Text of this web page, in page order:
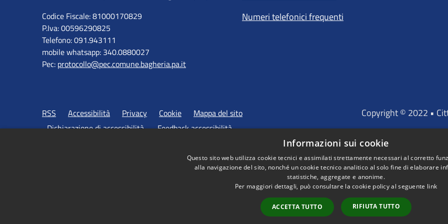
Codice Fiscale: 81000170829
P.Iva: 00596290825
Telefono: 091.943111
mobile whatsapp: 340.0880027
Pec: protocollo@pec.comune.bagheria.pa.it
Numeri telefonici frequenti
RSS Accessibilità Privacy Cookie
Mappa del sito
Dichiarazione di accessibilità
Feedback accessibilità
Copyright © 2022 •
"Portale
D'INVESTIMENTO
Informazioni sui cookie
Questo sito web utilizza cookie tecnici e assimilati strettamente necessari al corretto
alla navigazione del sito, nonché un cookie tecnico analitico al solo fine di elaborare
statistiche, aggregate e anonime.
Per maggiori dettagli, può consultare la cookie policy al seguente link
ACCETTA TUTTO RIFIUTA TUTTO